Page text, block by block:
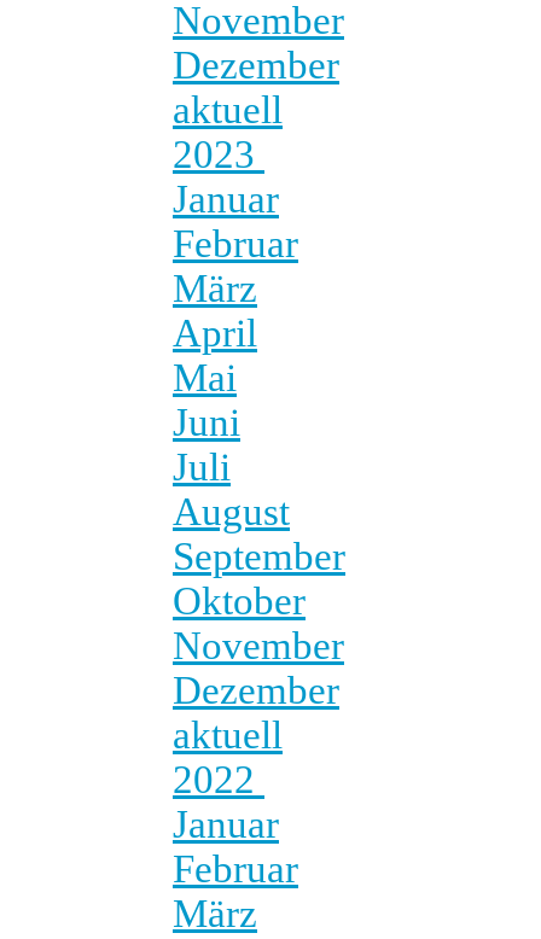
November
Dezember
aktuell
2023
Januar
Februar
März
April
Mai
Juni
Juli
August
September
Oktober
November
Dezember
aktuell
2022
Januar
Februar
März